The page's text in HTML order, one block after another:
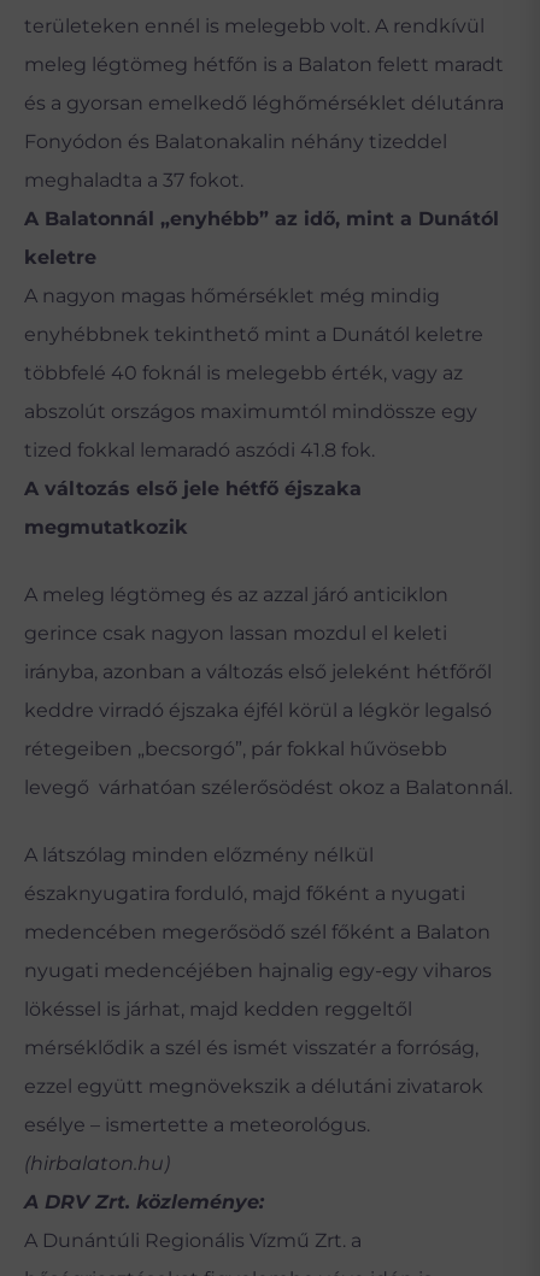
területeken ennél is melegebb volt. A rendkívül
meleg légtömeg hétfőn is a Balaton felett maradt
és a gyorsan emelkedő léghőmérséklet délutánra
Fonyódon és Balatonakalin néhány tizeddel
meghaladta a 37 fokot.
A Balatonnál „enyhébb” az idő, mint a Dunától
keletre
A nagyon magas hőmérséklet még mindig
enyhébbnek tekinthető mint a Dunától keletre
többfelé 40 foknál is melegebb érték, vagy az
abszolút országos maximumtól mindössze egy
tized fokkal lemaradó aszódi 41.8 fok.
A változás első jele hétfő éjszaka
megmutatkozik
A meleg légtömeg és az azzal járó anticiklon
gerince csak nagyon lassan mozdul el keleti
irányba, azonban a változás első jeleként hétfőről
keddre virradó éjszaka éjfél körül a légkör legalsó
rétegeiben „becsorgó”, pár fokkal hűvösebb
levegő várhatóan szélerősödést okoz a Balatonnál.
A látszólag minden előzmény nélkül
északnyugatira forduló, majd főként a nyugati
medencében megerősödő szél főként a Balaton
nyugati medencéjében hajnalig egy-egy viharos
lökéssel is járhat, majd kedden reggeltől
mérséklődik a szél és ismét visszatér a forróság,
ezzel együtt megnövekszik a délutáni zivatarok
esélye – ismertette a meteorológus.
(hirbalaton.hu)
A DRV Zrt. közleménye:
A Dunántúli Regionális Vízmű Zrt. a